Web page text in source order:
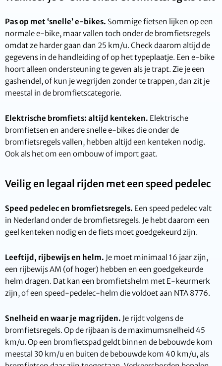
Pas op met ‘snelle’ e-bikes. Sommige fietsen lijken op een
normale e-bike, maar vallen toch onder de bromfietsregels
omdat ze harder gaan dan 25 km/u. Check daarom altijd de
gegevens in de handleiding of op het typeplaatje. Een e-bike
hoort alleen ondersteuning te geven als je trapt. Zie je een
gashendel, of kun je wegrijden zonder te trappen, dan zit je
meestal in de bromfietscategorie.
Elektrische bromfiets: altijd kenteken. Elektrische
bromfietsen en andere snelle e-bikes die onder de
bromfietsregels vallen, hebben altijd een kenteken nodig.
Ook als het om een ombouw of import gaat.
Veilig en legaal rijden met een speed pedelec
Speed pedelec en bromfietsregels. Een speed pedelec valt
in Nederland onder de bromfietsregels. Je hebt daarom een
geel kenteken nodig en de fiets moet goedgekeurd zijn.
Leeftijd, rijbewijs en helm. Je moet minimaal 16 jaar zijn,
een rijbewijs AM (of hoger) hebben en een goedgekeurde
helm dragen. Dat kan een bromfietshelm met E-keurmerk
zijn, of een speed-pedelec-helm die voldoet aan NTA 8776.
Snelheid en waar je mag rijden. Je rijdt volgens de
bromfietsregels. Op de rijbaan is de maximumsnelheid 45
km/u. Op een bromfietspad geldt binnen de bebouwde kom
meestal 30 km/u en buiten de bebouwde kom 40 km/u, als